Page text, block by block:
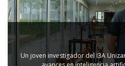
Un joven investigador del I3A